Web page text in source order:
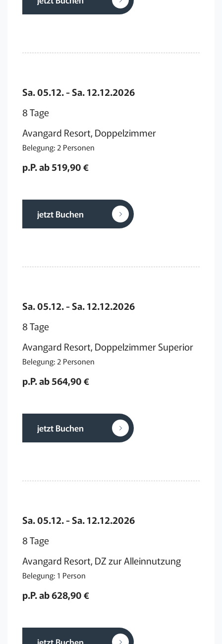
Sa. 05.12. - Sa. 12.12.2026
8 Tage
Avangard Resort, Doppelzimmer
Belegung: 2 Personen
p.P. ab 519,90 €
jetzt Buchen
Sa. 05.12. - Sa. 12.12.2026
8 Tage
Avangard Resort, Doppelzimmer Superior
Belegung: 2 Personen
p.P. ab 564,90 €
jetzt Buchen
Sa. 05.12. - Sa. 12.12.2026
8 Tage
Avangard Resort, DZ zur Alleinnutzung
Belegung: 1 Person
p.P. ab 628,90 €